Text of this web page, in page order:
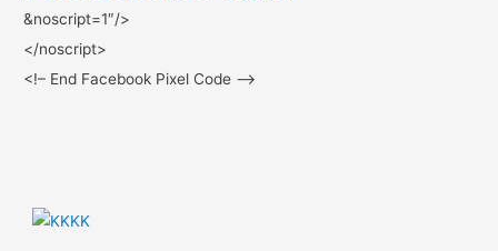
&noscript=1″/>
</noscript>
<!– End Facebook Pixel Code –>